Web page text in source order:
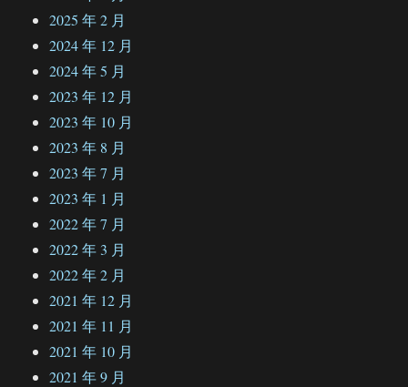
2025 年 2 月
2024 年 12 月
2024 年 5 月
2023 年 12 月
2023 年 10 月
2023 年 8 月
2023 年 7 月
2023 年 1 月
2022 年 7 月
2022 年 3 月
2022 年 2 月
2021 年 12 月
2021 年 11 月
2021 年 10 月
2021 年 9 月